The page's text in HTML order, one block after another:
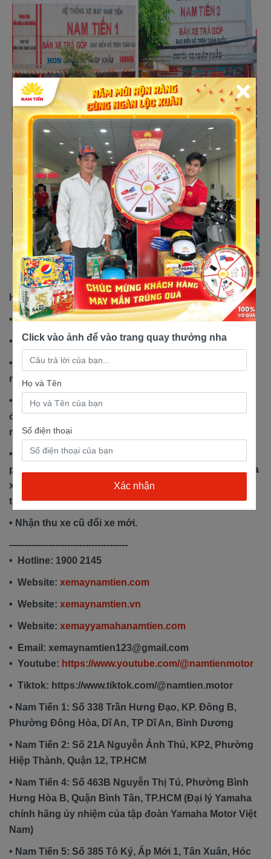
Hệ Thống Xe Máy Nam Tiến
• Bảo hành 3 năm hoặc 30.000km.
• Giao xe miễn phí tận nhà.
• Hỗ trợ trả góp lãi suất 0% nhận cà vẹt gốc, thủ tục
nhanh gọn
• Tải app Nam Tiến Motor có cơ hội trúng thưởng lên
đến 10 triệu, theo dõi sổ bảo hành và gọi cứu hộ xe
máy dễ dàng, tiện lợi.
• Quà tặng hấp dẫn: nón bảo hiểm Nam Tiến, áo mưa,
phiếu thay nhớt giảm giá 30-50%, biển mica xin số, rửa
xe miễn phí cho khách hàng từ thứ 2 đến thứ 6 hàng
tuần.
• Nhận thu xe cũ đổi xe mới.
—------------------------------------
• Hotline: 1900 2145
• Website: xemaynamtien.com
• Website: xemaynamtien.vn
• Website: xemayyamahanamtien.com
• Email: xemaynamtien123@gmail.com
• Youtube: https://www.youtube.com/@namtienmotor
• Tiktok: https://www.tiktok.com/@namtien.motor
• Nam Tiến 1: Số 338 Trần Hưng Đạo, KP. Đông B,
Phường Đông Hòa, Dĩ An, TP Dĩ An, Bình Dương
• Nam Tiến 2: Số 21A Nguyễn Ảnh Thủ, KP2, Phường
Hiệp Thành, Quận 12, TP.HCM
• Nam Tiến 4: Số 463B Nguyễn Thị Tú, Phường Bình
Hưng Hòa B, Quận Bình Tân, TP.HCM (Đại lý Yamaha
chính hãng ủy nhiệm của tập đoàn Yamaha Motor Việt
Nam)
• Nam Tiến 5: Số 385 Tô Ký, Ấp Mới 1, Tân Xuân, Hóc
Click vào ảnh để vào trang quay thưởng nha
Họ và Tên
Số điện thoại